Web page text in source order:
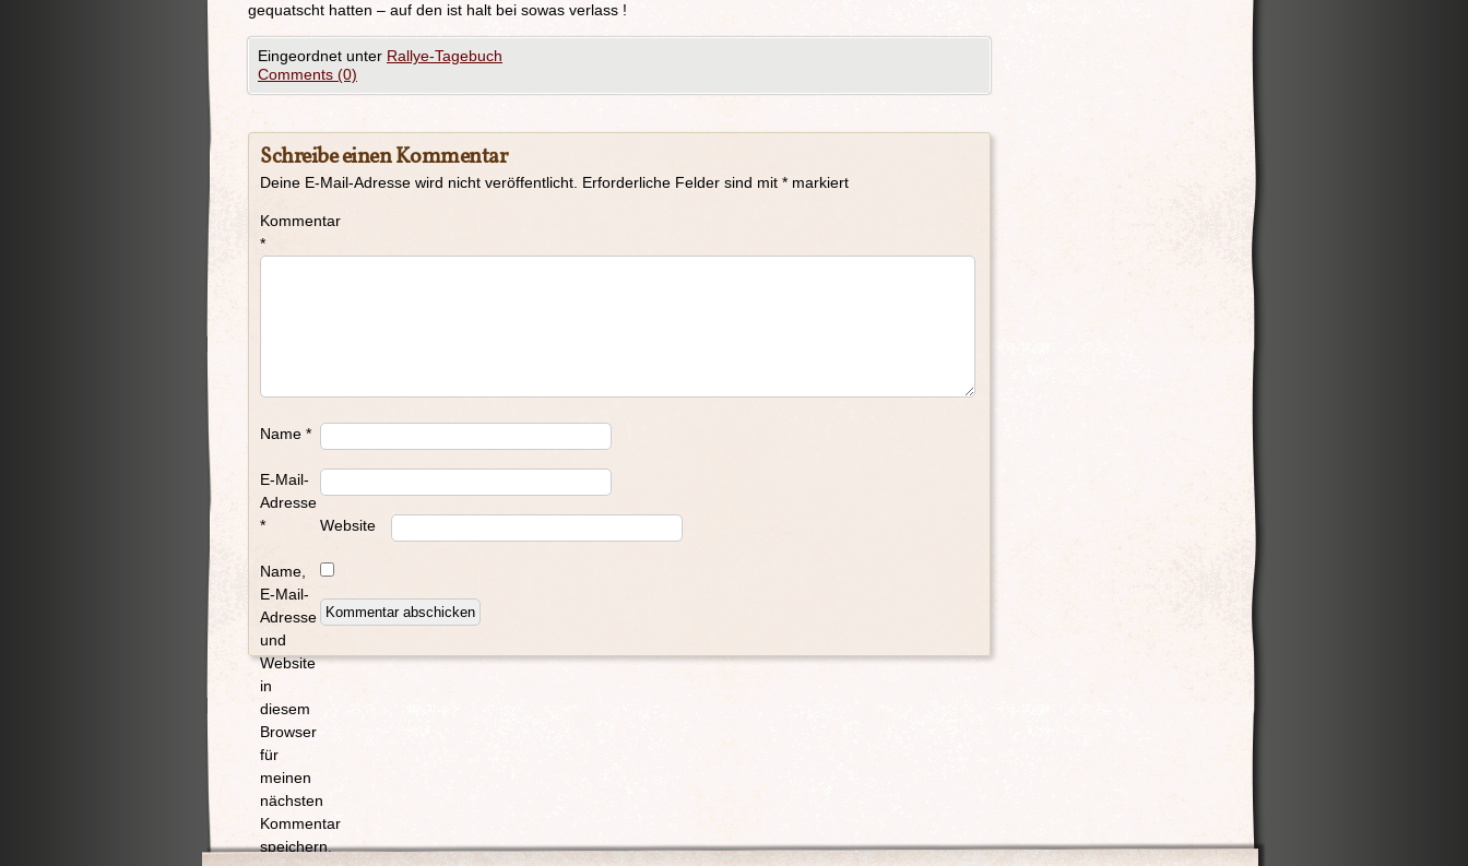
gequatscht hatten – auf den ist halt bei sowas verlass !
Eingeordnet unter Rallye-Tagebuch
Comments (0)
Schreibe einen Kommentar
Deine E-Mail-Adresse wird nicht veröffentlicht. Erforderliche Felder sind mit * markiert
Kommentar
*
Name *
E-Mail-
Adresse
*
Website
Name,
E-Mail-
Adresse
und
Website
in
diesem
Browser
für
meinen
nächsten
Kommentar
speichern.